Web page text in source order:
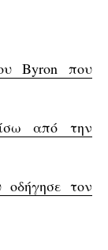
Byron που
από την
τον